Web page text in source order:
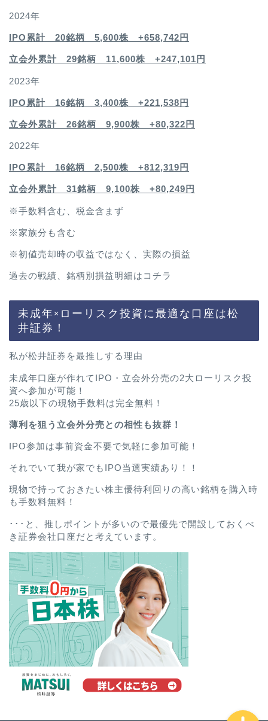
2024年
IPO累計 20銘柄 5,600株 +658,742円
立会外累計 29銘柄 11,600株 +247,101円
2023年
IPO累計 16銘柄 3,400株 +221,538円
立会外累計 26銘柄 9,900株 +80,322円
2022年
IPO累計 16銘柄 2,500株 +812,319円
立会外累計 31銘柄 9,100株 +80,249円
※手数料含む、税金含まず
※家族分も含む
※初値売却時の収益ではなく、実際の損益
過去の戦績、銘柄別損益明細は コチラ
未成年×ローリスク投資に最適な口座は松
井証券！
私が松井証券を最推しする理由
未成年口座が作れてIPO・立会外分売の2大ローリスク投
資へ参加が可能！
25歳以下の現物手数料は完全無料！
薄利を狙う立会外分売との相性も抜群！
IPO参加は事前資金不要で気軽に参加可能！
それでいて我が家でもIPO当選実績あり！！
現物で持っておきたい株主優待利回りの高い銘柄を購入時
も手数料無料！
･･･と、推しポイントが多いので最優先で開設しておくべ
き証券会社口座だと考えています。
プロフィール
お問い合わせ
プライバシーポリシー